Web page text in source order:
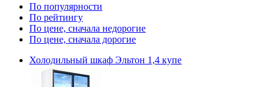
По популярности
По рейтингу
По цене, сначала недорогие
По цене, сначала дорогие
Холодильный шкаф Эльтон 1,4 купе